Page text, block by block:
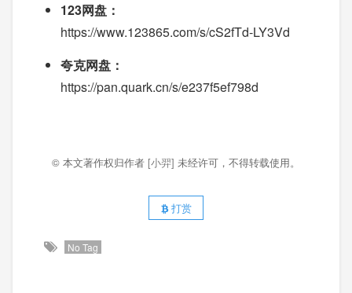
123网盘：
https://www.123865.com/s/cS2fTd-LY3Vd
夸克网盘：
https://pan.quark.cn/s/e237f5ef798d
© 本文著作权归作者 [小羿] 未经许可，不得转载使用。
打赏
No Tag